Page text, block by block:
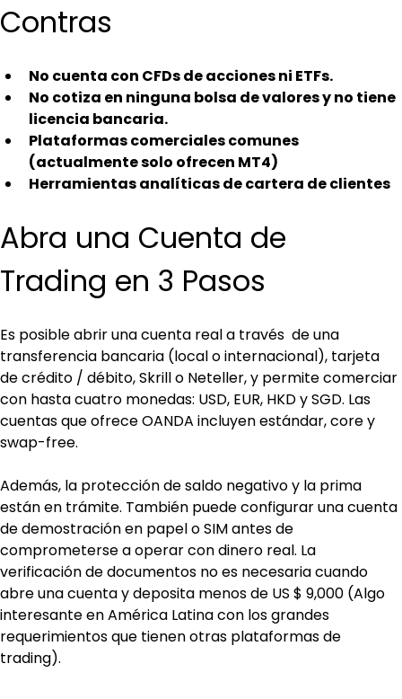
Contras
No cuenta con CFDs de acciones ni ETFs.
No cotiza en ninguna bolsa de valores y no tiene
licencia bancaria.
Plataformas comerciales comunes
(actualmente solo ofrecen MT4)
Herramientas analíticas de cartera de clientes
Abra una Cuenta de
Trading en 3 Pasos
Es posible abrir una cuenta real a través  de una
transferencia bancaria (local o internacional), tarjeta
de crédito / débito, Skrill o Neteller, y permite comerciar
con hasta cuatro monedas: USD, EUR, HKD y SGD. Las
cuentas que ofrece OANDA incluyen estándar, core y
swap-free.
Además, la protección de saldo negativo y la prima
están en trámite. También puede configurar una cuenta
de demostración en papel o SIM antes de
comprometerse a operar con dinero real. La
verificación de documentos no es necesaria cuando
abre una cuenta y deposita menos de US $ 9,000 (Algo
interesante en América Latina con los grandes
requerimientos que tienen otras plataformas de
trading).